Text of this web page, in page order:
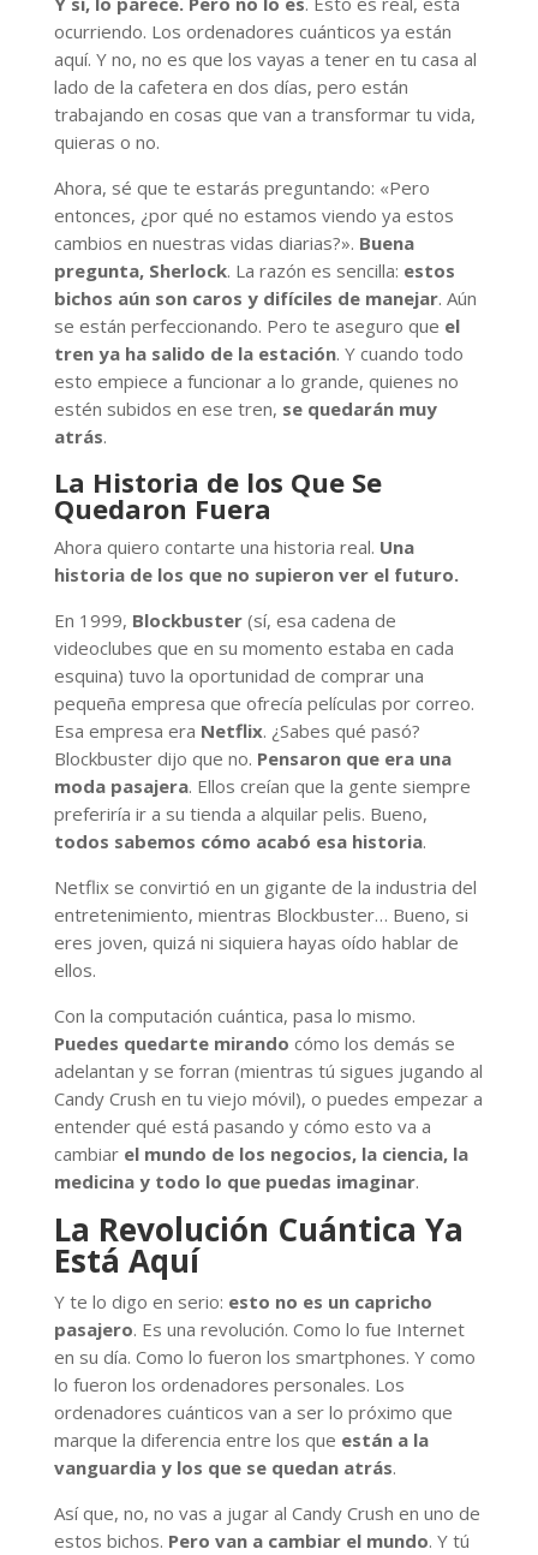
ocurriendo. Los ordenadores cuánticos ya están
aquí. Y no, no es que los vayas a tener en tu casa al
lado de la cafetera en dos días, pero están
trabajando en cosas que van a transformar tu vida,
quieras o no.
Ahora, sé que te estarás preguntando: «Pero
entonces, ¿por qué no estamos viendo ya estos
cambios en nuestras vidas diarias?». Buena
pregunta, Sherlock. La razón es sencilla: estos
bichos aún son caros y difíciles de manejar. Aún
se están perfeccionando. Pero te aseguro que el
tren ya ha salido de la estación. Y cuando todo
esto empiece a funcionar a lo grande, quienes no
estén subidos en ese tren, se quedarán muy
atrás.
La Historia de los Que Se
Quedaron Fuera
Ahora quiero contarte una historia real. Una
historia de los que no supieron ver el futuro.
En 1999, Blockbuster(sí, esa cadena de
videoclubes que en su momento estaba en cada
esquina) tuvo la oportunidad de comprar una
pequeña empresa que ofrecía películas por correo.
Esa empresa era Netflix. ¿Sabes qué pasó?
Blockbuster dijo que no. Pensaron que era una
moda pasajera. Ellos creían que la gente siempre
preferiría ir a su tienda a alquilar pelis. Bueno,
todos sabemos cómo acabó esa historia.
Netflix se convirtió en un gigante de la industria del
entretenimiento, mientras Blockbuster… Bueno, si
eres joven, quizá ni siquiera hayas oído hablar de
ellos.
Con la computación cuántica, pasa lo mismo.
Puedes quedarte mirando cómo los demás se
adelantan y se forran (mientras tú sigues jugando al
Candy Crush en tu viejo móvil), o puedes empezar a
entender qué está pasando y cómo esto va a
cambiar el mundo de los negocios, la ciencia, la
medicina y todo lo que puedas imaginar.
La Revolución Cuántica Ya
Está Aquí
Y te lo digo en serio: esto no es un capricho
pasajero. Es una revolución. Como lo fue Internet
en su día. Como lo fueron los smartphones. Y como
lo fueron los ordenadores personales. Los
ordenadores cuánticos van a ser lo próximo que
marque la diferencia entre los que están a la
vanguardia y los que se quedan atrás.
Así que, no, no vas a jugar al Candy Crush en uno de
estos bichos. Pero van a cambiar el mundo. Y tú